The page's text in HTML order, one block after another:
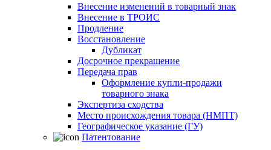
Внесение изменений в товарный знак
Внесение в ТРОИС
Продление
Восстановление
Дубликат
Досрочное прекращение
Передача прав
Оформление купли-продажи
товарного знака
Экспертиза сходства
Место происхождения товара (НМПТ)
Географическое указание (ГУ)
Патентование